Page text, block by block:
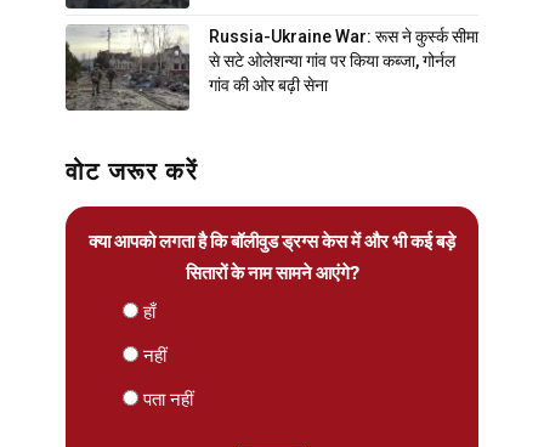
Russia-Ukraine War: रूस ने कुर्स्क सीमा
से सटे ओलेशन्या गांव पर किया कब्जा, गोर्नल
गांव की ओर बढ़ी सेना
वोट जरूर करें
क्या आपको लगता है कि बॉलीवुड ड्रग्स केस में और भी कई बड़े
सितारों के नाम सामने आएंगे?
हाँ
नहीं
पता नहीं